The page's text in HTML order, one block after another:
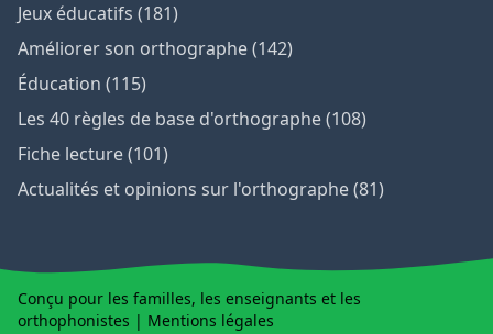
Jeux éducatifs (181)
Améliorer son orthographe (142)
Éducation (115)
Les 40 règles de base d'orthographe (108)
Fiche lecture (101)
Actualités et opinions sur l'orthographe (81)
Conçu pour les familles, les enseignants et les
orthophonistes | Mentions légales